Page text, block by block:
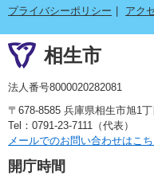
プライバシーポリシー
アク
相生市
法人番号8000020282081
〒678-8585 兵庫県相生市旭1
Tel：0791-23-7111（代表）
メールでのお問い合わせはこち
開庁時間